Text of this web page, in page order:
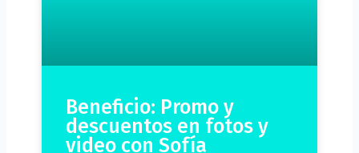
Beneficio: Promo y
descuentos en fotos y
video con Sofía